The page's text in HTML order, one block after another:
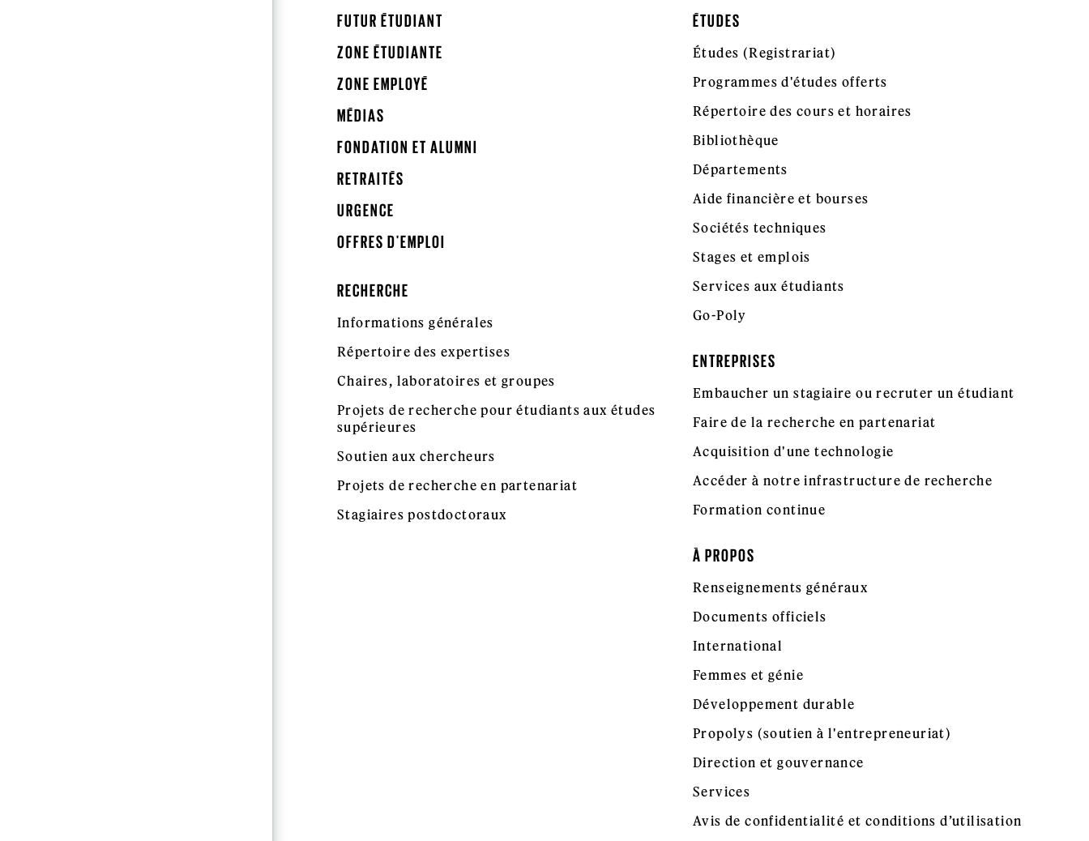
FUTUR ÉTUDIANT
ZONE ÉTUDIANTE
ZONE EMPLOYÉ
MÉDIAS
FONDATION ET ALUMNI
RETRAITÉS
URGENCE
OFFRES D'EMPLOI
ÉTUDES
Études (Registrariat)
Programmes d'études offerts
Répertoire des cours et horaires
Bibliothèque
Départements
Aide financière et bourses
Sociétés techniques
Stages et emplois
Services aux étudiants
Go-Poly
RECHERCHE
Informations générales
Répertoire des expertises
Chaires, laboratoires et groupes
Projets de recherche pour étudiants aux études
supérieures
Soutien aux chercheurs
Projets de recherche en partenariat
Stagiaires postdoctoraux
ENTREPRISES
Embaucher un stagiaire ou recruter un étudiant
Faire de la recherche en partenariat
Acquisition d'une technologie
Accéder à notre infrastructure de recherche
Formation continue
À PROPOS
Renseignements généraux
Documents officiels
International
Femmes et génie
Développement durable
Propolys (soutien à l'entrepreneuriat)
Direction et gouvernance
Services
Avis de confidentialité et conditions d’utilisation